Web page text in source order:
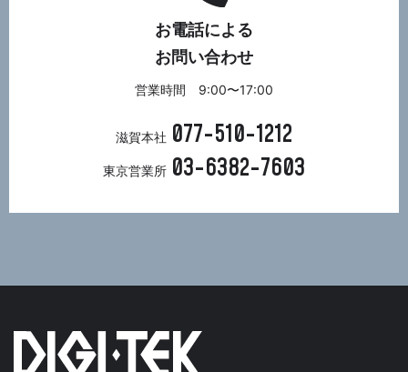
お電話による
お問い合わせ
営業時間 9:00〜17:00
滋賀本社 077-510-1212
東京営業所 03-6382-7603